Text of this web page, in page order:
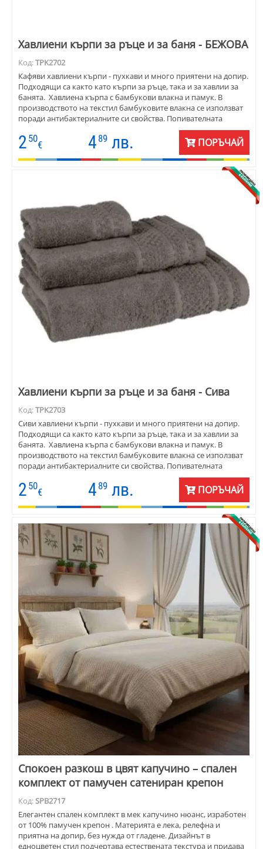
Хавлиени кърпи за ръце и за баня - БЕЖОВА
Код:TPK2702
Кафяви хавлиени кърпи - пухкави и много приятени на допир.
Подходящи са както като кърпи за ръце, така и за хавлии за
банята. Хавлиена кърпа с бамбукови влакна и памук. В
производството на текстил бамбуковите влакна се използват
поради антибактериалните си свойства. Попивателната
способност на хавлиите е три пъти повече от обикновената
кърпа. Състав: 50:50 бамбук: микропамук, 550 гр./ кв.м.
2 50
€ 4 89лв. ПОРЪЧАЙ
Хавлиени кърпи за ръце и за баня - Сива
Код:TPK2703
Сиви хавлиени кърпи - пухкави и много приятени на допир.
Подходящи са както като кърпи за ръце, така и за хавлии за
банята. Хавлиена кърпа с бамбукови влакна и памук. В
производството на текстил бамбуковите влакна се използват
поради антибактериалните си свойства. Попивателната
способност на хавлиите е три пъти повече от обикновената
кърпа. Състав: 50:50 бамбук: микропамук, 550 гр./ кв.м.
2 50
€ 4 89лв. ПОРЪЧАЙ
Спокоен разкош в цвят капучино – спален
комплект от памучен сатениран крепон
Код:SPB2717
Елегантен спален комплект в мек капучино нюанс, изработен
от 100% памучен крепон . Материята е лека, релефна и
приятна на допир, без нужда от гладене. Дизайнът в
едноцветен стил подчертава естествената текстура и придава